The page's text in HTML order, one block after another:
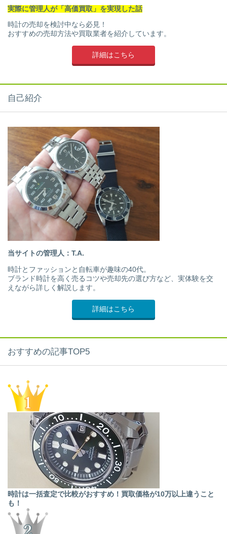
実際に管理人が「高価買取」を実現した話
時計の売却を検討中なら必見！
おすすめの売却方法や買取業者を紹介しています。
詳細はこちら
自己紹介
当サイトの管理人：T.A.
時計とファッションと自転車が趣味の40代。
ブランド時計を高く売るコツや売却先の選び方など、実体験を交
えながら詳しく解説します。
詳細はこちら
おすすめの記事TOP5
時計は一括査定で比較がおすすめ！買取価格が10万以上違うこと
も！